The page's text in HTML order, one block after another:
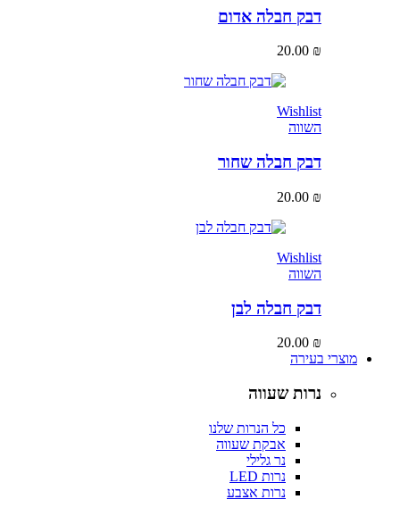
דבק חבלה אדום
20.00
Wishlist
דבק חבלה שחור
20.00
Wishlist
דבק חבלה לבן
20.00
מוצרי בעירה
נרות שעווה
כל הנרות שלנו
אבקת שעווה
נר גלילי
נרות LED
נרות אצבע